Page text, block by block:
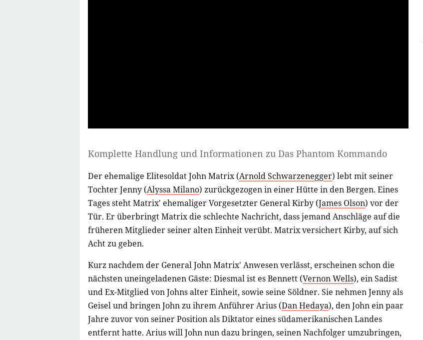
Komplette Handlung und Informationen zu Das Phantom Kommando
Der ehemalige Elitesoldat John Matrix (Arnold Schwarzenegger) lebt mit seiner
Tochter Jenny (Alyssa Milano) zurückgezogen in einer Hütte in den Bergen. Eines
Tages steht Matrix' ehemaliger Vorgesetzter General Kirby (James Olson) vor der
Tür. Er überbringt Matrix die schlechte Nachricht, dass jemand Anschläge auf die
früheren Mitglieder seiner alten Einheit verübt. Matrix versichert Kirby, auf sich
Acht zu geben.
Kurz nachdem der General John Matrix' Anwesen verlässt, erscheinen schon die
nächsten uneingeladenen Gäste: Diesmal ist es Bennett (Vernon Wells), ein Sadist
und Ex-Mitglied von Johns alter Einheit, sowie seine Söldner. Sie nehmen Jenny als
Geisel und bringen John zu ihrem Anführer Arius (Dan Hedaya), den John ein paar
Jahre zuvor von seiner Position als Diktator eines südamerikanischen Landes
entfernt hatte. Arius will John nun dazu bringen, seinen Nachfolger umzubringen,